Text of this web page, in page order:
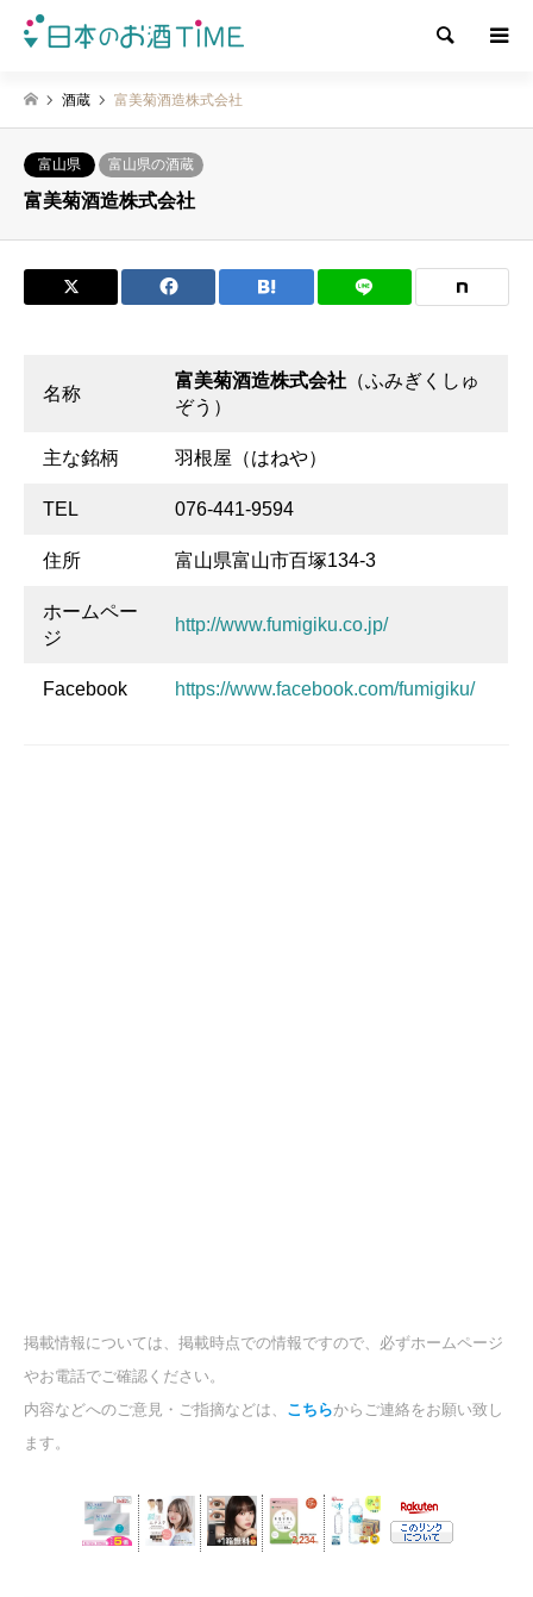
検索
酒蔵 富美菊酒造株式会社
富山県 富山県の酒蔵
富美菊酒造株式会社
名称
富美菊酒造株式会社 （ふみぎくしゅ
ぞう）
主な銘柄 羽根屋（はねや）
TEL 076-441-9594
住所 富山県富山市百塚134-3
ホームペー
ジ
http://www.fumigiku.co.jp/
Facebook https://www.facebook.com/fumigiku/
掲載情報については、掲載時点での情報ですので、必ずホームページ
やお電話でご確認ください。
内容などへのご意見・ご指摘などは、 こちらからご連絡をお願い致し
ます。